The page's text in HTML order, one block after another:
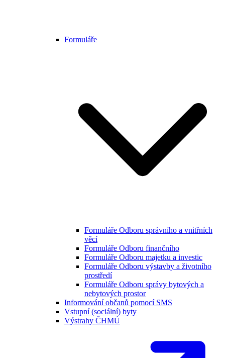
Formuláře
Formuláře Odboru správního a vnitřních
věcí
Formuláře Odboru finančního
Formuláře Odboru majetku a investic
Formuláře Odboru výstavby a životního
prostředí
Formuláře Odboru správy bytových a
nebytových prostor
Informování občanů pomocí SMS
Vstupní (sociální) byty
Výstrahy ČHMÚ